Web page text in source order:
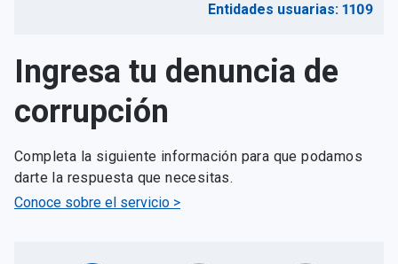
Entidades usuarias: 1109
Ingresa tu denuncia de
corrupción
Completa la siguiente información para que podamos
darte la respuesta que necesitas.
Conoce sobre el servicio >